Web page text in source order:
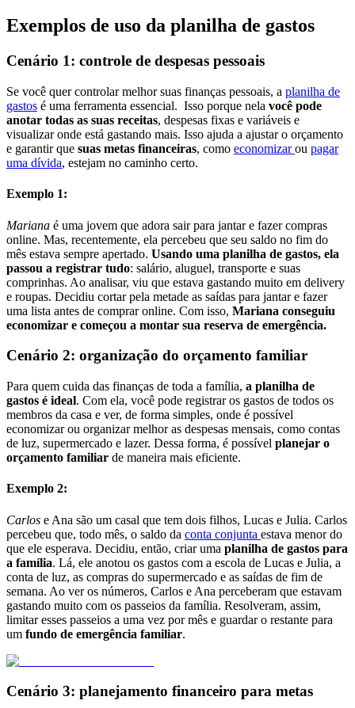
Exemplos de uso da planilha de gastos
Cenário 1: controle de despesas pessoais
Se você quer controlar melhor suas finanças pessoais, a planilha de
gastos é uma ferramenta essencial. Isso porque nela você pode
anotar todas as suas receitas, despesas fixas e variáveis e
visualizar onde está gastando mais. Isso ajuda a ajustar o orçamento
e garantir que suas metas financeiras, como economizarou pagar
uma dívida, estejam no caminho certo.
Exemplo 1:
Mariana é uma jovem que adora sair para jantar e fazer compras
online. Mas, recentemente, ela percebeu que seu saldo no fim do
mês estava sempre apertado. Usando uma planilha de gastos, ela
passou a registrar tudo: salário, aluguel, transporte e suas
comprinhas. Ao analisar, viu que estava gastando muito em delivery
e roupas. Decidiu cortar pela metade as saídas para jantar e fazer
uma lista antes de comprar online. Com isso, Mariana conseguiu
economizar e começou a montar sua reserva de emergência.
Cenário 2: organização do orçamento familiar
Para quem cuida das finanças de toda a família, a planilha de
gastos é ideal. Com ela, você pode registrar os gastos de todos os
membros da casa e ver, de forma simples, onde é possível
economizar ou organizar melhor as despesas mensais, como contas
de luz, supermercado e lazer. Dessa forma, é possível planejar o
orçamento familiar de maneira mais eficiente.
Exemplo 2:
Carlos e Ana são um casal que tem dois filhos, Lucas e Julia. Carlos
percebeu que, todo mês, o saldo da conta conjunta estava menor do
que ele esperava. Decidiu, então, criar uma planilha de gastos para
a família. Lá, ele anotou os gastos com a escola de Lucas e Julia, a
conta de luz, as compras do supermercado e as saídas de fim de
semana. Ao ver os números, Carlos e Ana perceberam que estavam
gastando muito com os passeios da família. Resolveram, assim,
limitar esses passeios a uma vez por mês e guardar o restante para
um fundo de emergência familiar.
Cenário 3: planejamento financeiro para metas